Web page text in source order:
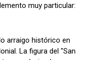
muy particular:
arraigo histórico en
La figura del "San